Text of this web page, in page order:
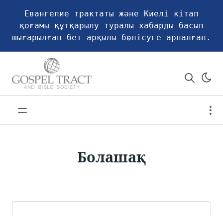
Евангелие трактаты және Киелі кітап
қоғамы құтқарылу туралы хабарды басып
шығарылған бет арқылы бөлісуге арналған.
Болашақ